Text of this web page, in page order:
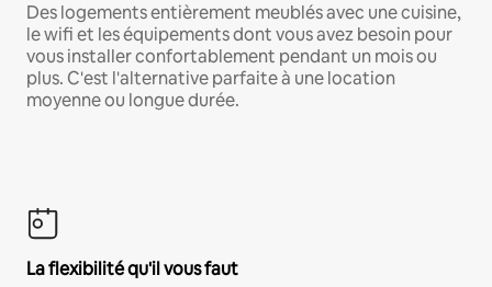
Des logements entièrement meublés avec une cuisine,
le wifi et les équipements dont vous avez besoin pour
vous installer confortablement pendant un mois ou
plus. C'est l'alternative parfaite à une location
moyenne ou longue durée.
La flexibilité qu'il vous faut